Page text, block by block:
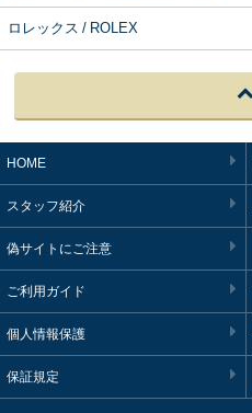
ロレックス / ROLEX
HOME
スタッフ紹介
偽サイトにご注意
ご利用ガイド
個人情報保護
保証規定